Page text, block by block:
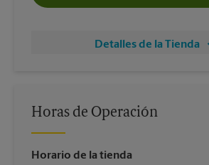
Detalles de la Tienda
Horas de Operación
Horario de la tienda